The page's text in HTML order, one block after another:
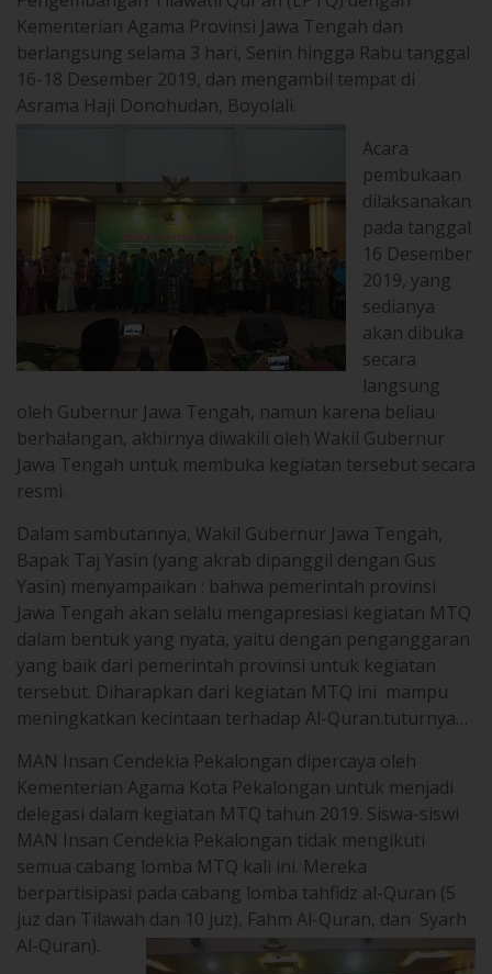
Kementerian Agama Provinsi Jawa Tengah dan
berlangsung selama 3 hari, Senin hingga Rabu tanggal
16-18 Desember 2019, dan mengambil tempat di
Asrama Haji Donohudan, Boyolali.
Acara
pembukaan
dilaksanakan
pada tanggal
16 Desember
2019, yang
sedianya
akan dibuka
secara
langsung
oleh Gubernur Jawa Tengah, namun karena beliau
berhalangan, akhirnya diwakili oleh Wakil Gubernur
Jawa Tengah untuk membuka kegiatan tersebut secara
resmi.
Dalam sambutannya, Wakil Gubernur Jawa Tengah,
Bapak Taj Yasin (yang akrab dipanggil dengan Gus
Yasin) menyampaikan : bahwa pemerintah provinsi
Jawa Tengah akan selalu mengapresiasi kegiatan MTQ
dalam bentuk yang nyata, yaitu dengan penganggaran
yang baik dari pemerintah provinsi untuk kegiatan
tersebut. Diharapkan dari kegiatan MTQ ini mampu
meningkatkan kecintaan terhadap Al-Quran.tuturnya…
MAN Insan Cendekia Pekalongan dipercaya oleh
Kementerian Agama Kota Pekalongan untuk menjadi
delegasi dalam kegiatan MTQ tahun 2019. Siswa-siswi
MAN Insan Cendekia Pekalongan tidak mengikuti
semua cabang lomba MTQ kali ini. Mereka
berpartisipasi pada cabang lomba tahfidz al-Quran (5
juz dan Tilawah dan 10 juz), Fahm Al-Quran, dan Syarh
Al-Quran).